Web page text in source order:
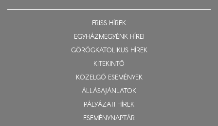
FRISS HÍREK
EGYHÁZMEGYÉNK HÍREI
GÖRÖGKATOLIKUS HÍREK
KITEKINTŐ
KÖZELGŐ ESEMÉNYEK
ÁLLÁSAJÁNLATOK
PÁLYÁZATI HÍREK
ESEMÉNYNAPTÁR